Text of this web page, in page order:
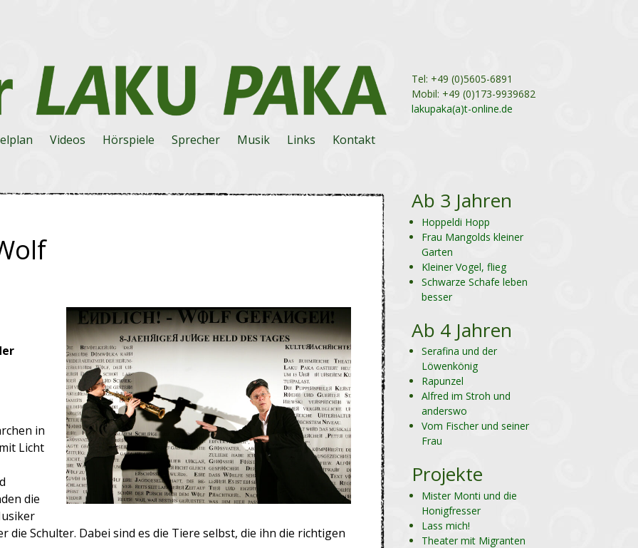
Videos Hörspiele Sprecher Musik Links Kontakt
in
Licht
die
die Schulter. Dabei sind es die Tiere selbst, die ihn die richtigen
Tel: +49 (0)5605-6891
Mobil: +49 (0)173-9939682
lakupaka(a)t-online.de
Ab 3 Jahren
Hoppeldi Hopp
Frau Mangolds kleiner
Garten
Kleiner Vogel, flieg
Schwarze Schafe leben
besser
Ab 4 Jahren
Serafina und der
Löwenkönig
Rapunzel
Alfred im Stroh und
anderswo
Vom Fischer und seiner
Frau
Projekte
Mister Monti und die
Honigfresser
Lass mich!
Theater mit Migranten